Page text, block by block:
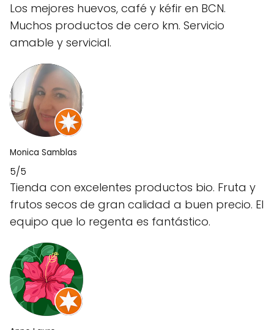
Los mejores huevos, café y kéfir en BCN.
Muchos productos de cero km. Servicio
amable y servicial.
Monica Samblas
5/5
Tienda con excelentes productos bio. Fruta y
frutos secos de gran calidad a buen precio. El
equipo que lo regenta es fantástico.